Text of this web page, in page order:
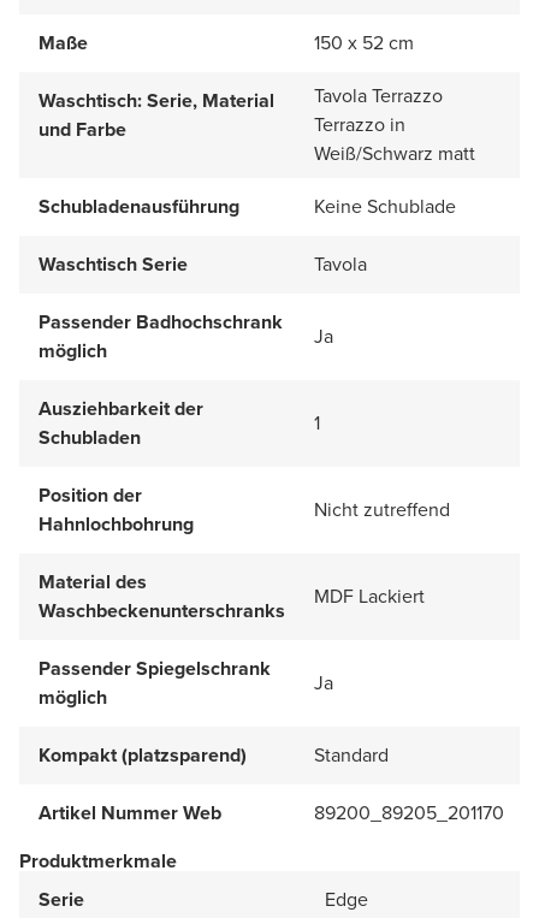
Maße 150 x 52 cm
Waschtisch: Serie, Material
und Farbe
Tavola Terrazzo
Terrazzo in
Weiß/Schwarz matt
Schubladenausführung
Keine Schublade
Waschtisch Serie Tavola
Passender Badhochschrank
möglich
Ja
Ausziehbarkeit der
Schubladen
1
Position der
Hahnlochbohrung
Nicht zutreffend
Material des
Waschbeckenunterschranks
MDF Lackiert
Passender Spiegelschrank
möglich
Ja
Kompakt (platzsparend) Standard
Artikel Nummer Web
89200_89205_201170
Produktmerkmale
Serie
Edge